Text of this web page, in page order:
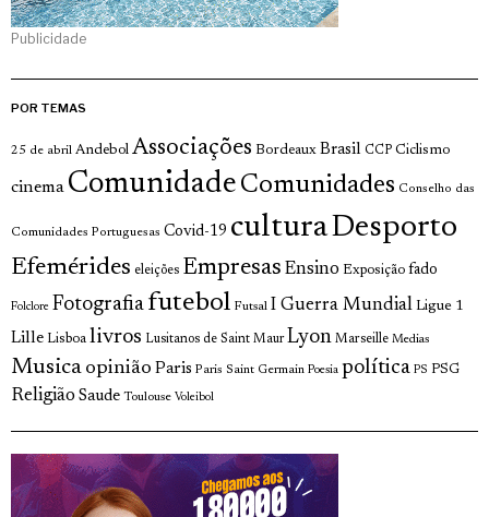
Publicidade
POR TEMAS
25 de abril Andebol Associações Bordeaux Brasil CCP Ciclismo
cinema Comunidade Comunidades Conselho das
Comunidades Portuguesas Covid-19 culturaDesporto
Efemérides eleições Empresas Ensino Exposição fado
Folclore Fotografia futebol Futsal I Guerra Mundial Ligue 1
Lille Lisboa livros Lusitanos de Saint Maur Lyon Marseille Medias
Musica opinião Paris Paris Saint Germain Poesia política PS PSG
Religião Saude Toulouse Voleibol